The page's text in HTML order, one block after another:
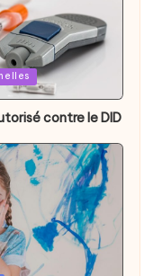
contre le DID